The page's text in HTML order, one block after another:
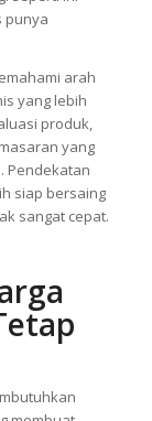
punya
arah
yang lebih
produk,
yang
Pendekatan
siap bersaing
sangat cepat.